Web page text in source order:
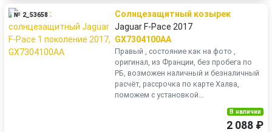
№ 2_53658
Солнцезащитный козырек
Jaguar F-Pace 2017
GX7304100AA
Правый , состояние как на фото ,
оригинал, из Франции, без пробега по
РБ, возможен наличный и безналичный
расчёт, рассрочка по карте Халва,
поможем с установкой...
В наличии
2 088 ₽